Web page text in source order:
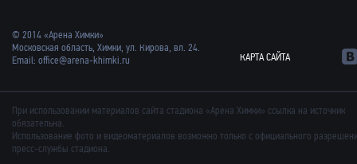
© 2014 «Арена Химки»
Московская область, Химки, ул. Кирова, вл. 24.
Email: office@arena-khimki.ru КАРТА САЙТА
При использовании материалов сайта стадиона «Арена Химки» ссылка на источник
обязательна.
Использование фото и видеоматериалов возможно только с официального
пресс-службы стадиона.